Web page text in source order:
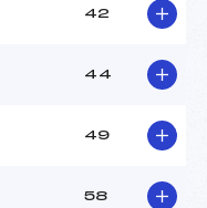
42
44
49
58